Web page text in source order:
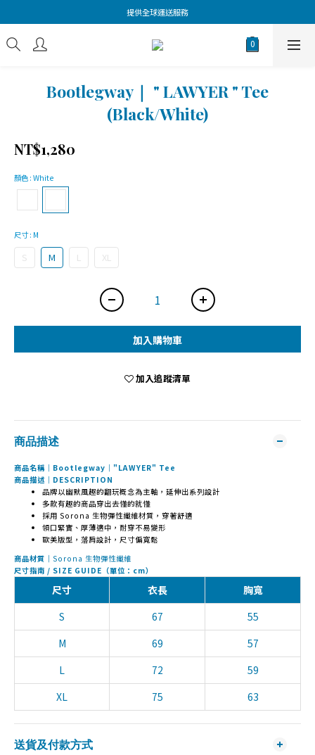
提供全球運送服務
Bootlegway｜ " LAWYER " Tee
(Black/White)
NT$1,280
顏色 : White
尺寸: M
S M L XL
加入購物車
加入追蹤清單
商品描述
商品名稱｜Bootlegway｜"LAWYER" Tee
商品描述｜DESCRIPTION
品牌以幽默風趣的翻玩概念為主軸，延伸出系列設計
多款有趣的商品穿出去懂的就懂
採用 Sorona 生物彈性纖維材質，穿著舒適
領口緊實、厚薄適中，耐穿不易變形
歐美版型，落肩設計，尺寸偏寬鬆
商品材質｜ Sorona 生物彈性纖維
尺寸指南 / SIZE GUIDE（單位：cm）
尺寸 衣長
胸寬
S
67
55
M
69
57
L
72
59
XL
75 63
送貨及付款方式